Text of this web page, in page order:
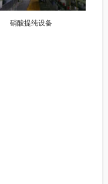
硝酸提纯设备